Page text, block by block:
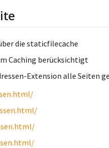
die staticfilecache
Caching berücksichtigt
Extension alle Seiten